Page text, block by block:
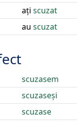
ați scuzat
au scuzat
scuzasem
scuzaseși
scuzase